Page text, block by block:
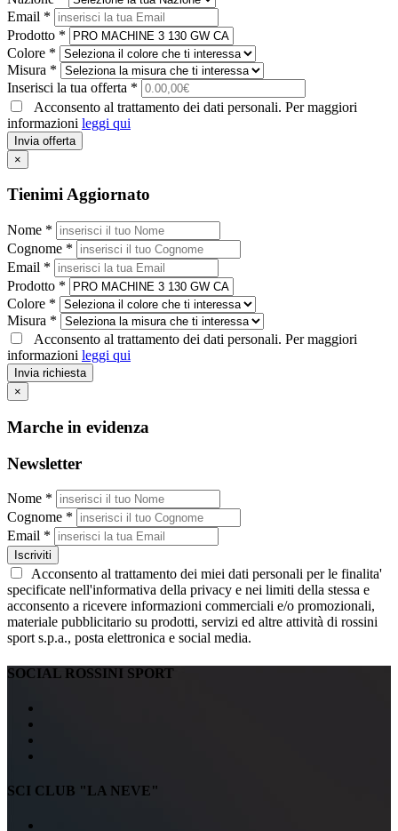
Email *
Prodotto *
Colore *
Misura *
Inserisci la tua offerta *
Acconsento al trattamento dei dati personali. Per maggiori
informazioni leggi qui
Invia offerta
×
Tienimi Aggiornato
Nome *
Cognome *
Email *
Prodotto *
Colore *
Misura *
Acconsento al trattamento dei dati personali. Per maggiori
informazioni leggi qui
Invia richiesta
×
Marche in evidenza
Newsletter
Nome *
Cognome *
Email *
Iscriviti
Acconsento al trattamento dei miei dati personali per le finalita'
specificate nell'informativa della privacy e nei limiti della stessa e
acconsento a ricevere informazioni commerciali e/o promozionali,
materiale pubblicitario su prodotti, servizi ed altre attività di rossini
sport s.p.a., posta elettronica e social media.
SOCIAL ROSSINI SPORT
SCI CLUB "LA NEVE"